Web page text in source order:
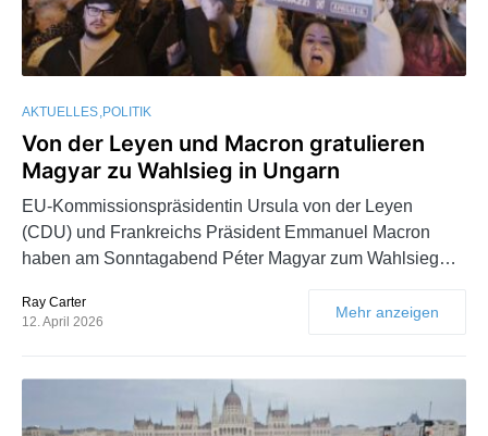
AKTUELLES POLITIK
Von der Leyen und Macron gratulieren
Magyar zu Wahlsieg in Ungarn
EU-Kommissionspräsidentin Ursula von der Leyen
(CDU) und Frankreichs Präsident Emmanuel Macron
haben am Sonntagabend Péter Magyar zum Wahlsieg…
Ray Carter
12. April 2026
Mehr anzeigen